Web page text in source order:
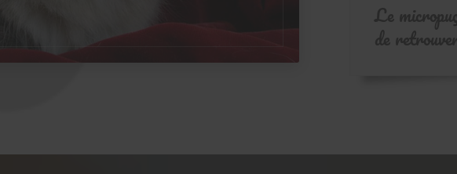
Le
de